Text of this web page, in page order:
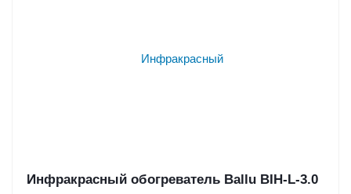
Инфракрасный обогреватель Ballu BIH-L-3.0